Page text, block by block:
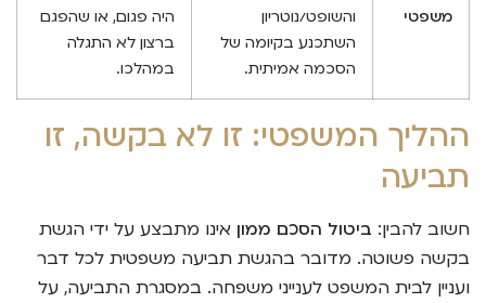
משפטי
והשופט/נוטריון
השתכנע בקיומה של
הסכמה אמיתית.
היה פגום, או שהפגם
ברצון לא התגלה
במהלכו.
ההליך המשפטי: זו לא בקשה, זו
תביעה
חשוב להבין: ביטול הסכם ממון אינו מתבצע על ידי הגשת
בקשה פשוטה. מדובר בהגשת תביעה משפטית לכל דבר
ועניין לבית המשפט לענייני משפחה. במסגרת התביעה, על